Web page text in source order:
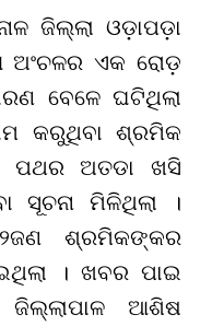
ଜିଲ୍ଲା ଓଡ଼ାପଡ଼ା
ଅଂଚଳର ଏକ ରୋଡ଼
ବେଳେ ଘଟିଥିଲା
କରୁଥିବା ଶ୍ରମିକ
ପଥର ଅତଡା ଖସି
ସୂଚନା ମିଳିଥିଲା ।
ଶ୍ରମିକଙ୍କର
। ଖବର ପାଇ
ଜିଲ୍ଲାପାଳ ଆଶିଷ